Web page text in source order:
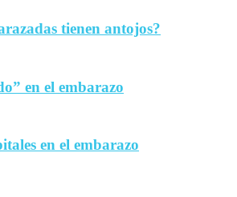
tienen antojos?
en el embarazo
en el embarazo